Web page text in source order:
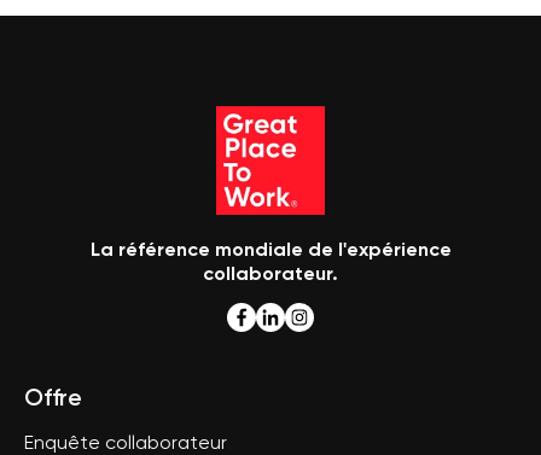
La référence mondiale de l'expérience
collaborateur.
Offre
Enquête collaborateur